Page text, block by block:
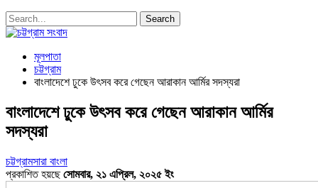
মূলপাতা
চট্টগ্রাম
বাংলাদেশে ঢুকে উৎসব করে গেছেন আরাকান আর্মির সদস্যরা
বাংলাদেশে ঢুকে উৎসব করে গেছেন আরাকান আর্মির
সদস্যরা
চট্টগ্রামসারা বাংলা
প্রকাশিত হয়ছেসোমবার, ২১ এপ্রিল, ২০২৫ ইং